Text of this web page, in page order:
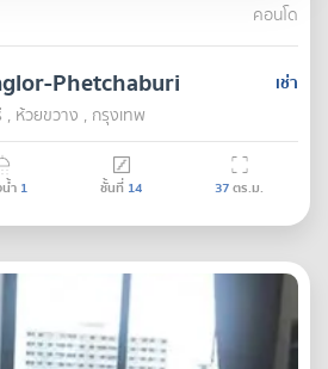
คอนโด
เช่า
Phetchaburi
ห้วยขวาง , กรุงเทพ
ำ 1 ชั้นที่ 14 37ตร.ม.